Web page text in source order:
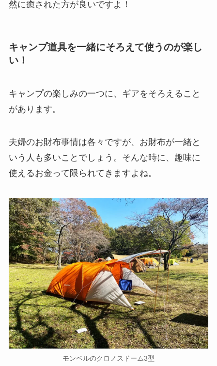
然に癒された方が良いですよ！
キャンプ道具を一緒にそろえて使うのが楽し
い！
キャンプの楽しみの一つに、ギアをそろえること
があります。
夫婦のお財布事情は各々ですが、お財布が一緒と
いう人も多いことでしょう。そんな時に、趣味に
使えるお金って限られてきますよね。
モンベルのクロノスドーム3型